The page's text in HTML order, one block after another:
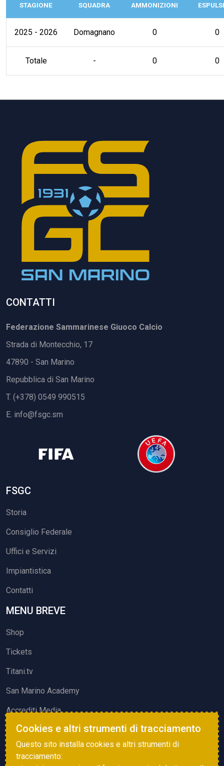
STAGIONE SQUADRA AMMONIZIONI
2025 - 2026 Domagnano 0 0
Totale - 0 0
CONTATTI
Federazione Sammarinese Giuoco Calcio
Strada di Montecchio, 17
47890 - San Marino
Repubblica di San Marino
T. (+378) 0549 990515
E. info@fsgc.sm
FSGC
Storia
Consiglio Federale
Uffici e Servizi
Impiantistica
Contatti
MENU BREVE
Shop
Tickets
Titani.tv
San Marino Academy
Accrediti Media
ATTIVITÀ ED EVENTI
Squadre di Calcio
Cookies e altri strumenti di tracciamento
Questo sito installa cookies e altri strumenti di
tracciamento: